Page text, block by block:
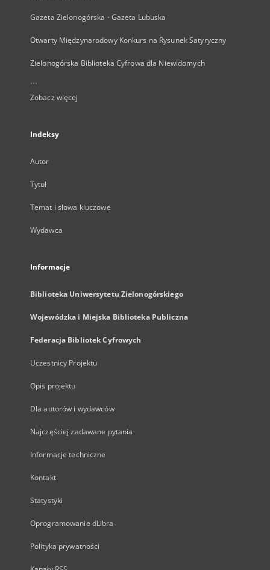
Gazeta Zielonogórska - Gazeta Lubuska
Otwarty Międzynarodowy Konkurs na Rysunek Satyryczny
Zielonogórska Biblioteka Cyfrowa dla Niewidomych
...
Zobacz więcej
Indeksy
Autor
Tytuł
Temat i słowa kluczowe
Wydawca
Informacje
Biblioteka Uniwersytetu Zielonogórskiego
Wojewódzka i Miejska Biblioteka Publiczna
Federacja Bibliotek Cyfrowych
Uczestnicy Projektu
Opis projektu
Dla autorów i wydawców
Najczęściej zadawane pytania
Informacje techniczne
Kontakt
Statystyki
Oprogramowanie dLibra
Polityka prywatności